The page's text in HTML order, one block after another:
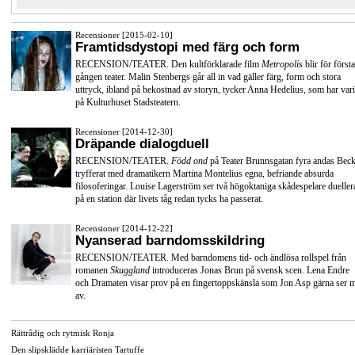
Recensioner [2015-02-10]
Framtidsdystopi med färg och form
RECENSION/TEATER. Den kultförklarade film Metropolis blir för första
gången teater. Malin Stenbergs går all in vad gäller färg, form och stora
uttryck, ibland på bekostnad av storyn, tycker Anna Hedelius, som har
på Kulturhuset Stadsteatern.
Recensioner [2014-12-30]
Dräpande dialogduell
RECENSION/TEATER. Född ond på Teater Brunnsgatan fyra andas
tryfferat med dramatikern Martina Montelius egna, befriande absurda
filosoferingar. Louise Lagerström ser två högoktaniga skådespelare
på en station där livets tåg redan tycks ha passerat.
Recensioner [2014-12-22]
Nyanserad barndomsskildring
RECENSION/TEATER. Med barndomens tid- och ändlösa rollspel från
romanen Skuggland introduceras Jonas Brun på svensk scen. Lena Endre
och Dramaten visar prov på en fingertoppskänsla som Jon Asp gärna ser
av.
Rättrådig och rytmisk Ronja
Den slipsklädde karriäristen Tartuffe